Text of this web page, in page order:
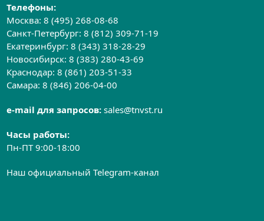
Телефоны:
Москва:8 (495) 268-08-68
Санкт-Петербург:8 (812) 309-71-19
Екатеринбург:8 (343) 318-28-29
Новосибирск:8 (383) 280-43-69
Краснодар:8 (861) 203-51-33
Самара:8 (846) 206-04-00
e-mail для запросов:sales@tnvst.ru
Часы работы:
Пн-ПТ 9:00-18:00
Наш официальный Telegram-канал